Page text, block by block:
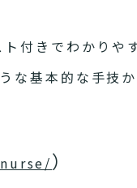
付きでわかりや
な基本的な手技
）